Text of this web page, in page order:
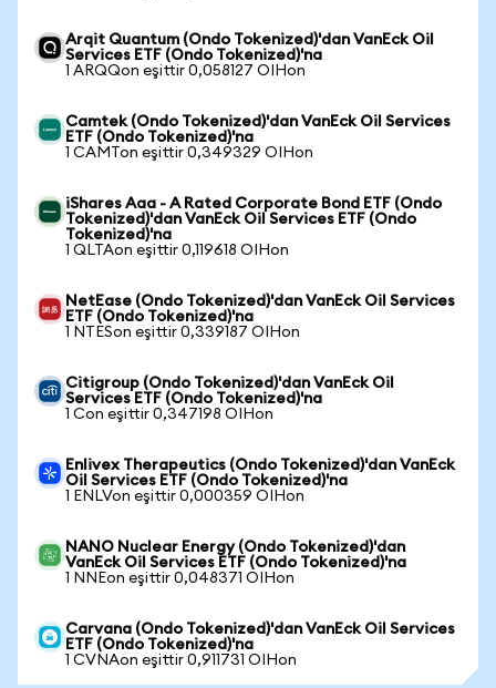
Arqit Quantum (Ondo Tokenized)'dan VanEck Oil
Services ETF (Ondo Tokenized)'na
1 ARQQon eşittir 0,058127 OIHon
Camtek (Ondo Tokenized)'dan VanEck Oil Services
ETF (Ondo Tokenized)'na
1 CAMTon eşittir 0,349329 OIHon
iShares Aaa - A Rated Corporate Bond ETF (Ondo
Tokenized)'dan VanEck Oil Services ETF (Ondo
Tokenized)'na
1 QLTAon eşittir 0,119618 OIHon
NetEase (Ondo Tokenized)'dan VanEck Oil Services
ETF (Ondo Tokenized)'na
1 NTESon eşittir 0,339187 OIHon
Citigroup (Ondo Tokenized)'dan VanEck Oil
Services ETF (Ondo Tokenized)'na
1 Con eşittir 0,347198 OIHon
Enlivex Therapeutics (Ondo Tokenized)'dan VanEck
Oil Services ETF (Ondo Tokenized)'na
1 ENLVon eşittir 0,000359 OIHon
NANO Nuclear Energy (Ondo Tokenized)'dan
VanEck Oil Services ETF (Ondo Tokenized)'na
1 NNEon eşittir 0,048371 OIHon
Carvana (Ondo Tokenized)'dan VanEck Oil Services
ETF (Ondo Tokenized)'na
1 CVNAon eşittir 0,911731 OIHon